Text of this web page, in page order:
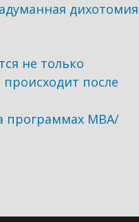
дихотомия
не только
после
программах МВА/